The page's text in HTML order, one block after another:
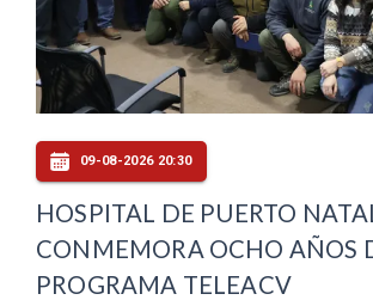
09-08-2026 20:30
HOSPITAL DE PUERTO
CONMEMORA OCHO AÑOS
PROGRAMA TELEACV